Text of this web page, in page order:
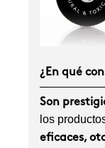
¿En qué
Son
los
eficaces,